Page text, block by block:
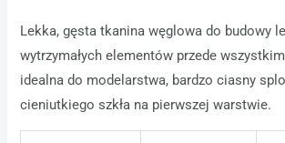
Lekka, gęsta tkanina węglowa do budowy
wytrzymałych elementów przede
idealna do modelarstwa, bardzo ciasny
cieniutkiego szkła na pierwszej warstwie.